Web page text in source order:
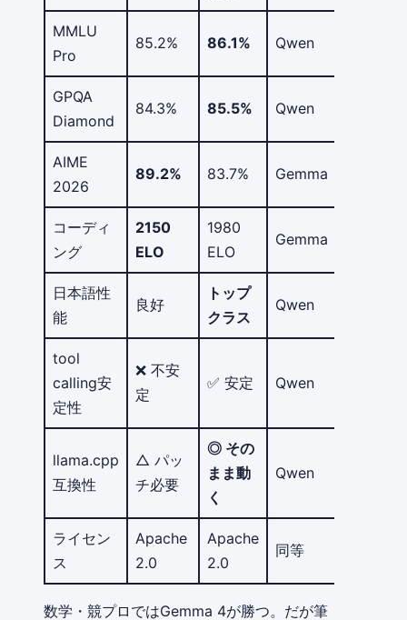
MMLU
Pro
85.2% 86.1% Qwen
GPQA
Diamond
84.3% 85.5% Qwen
AIME
2026
89.2% 83.7% Gemma
コーディ
ング
2150
ELO
1980
ELO
Gemma
日本語性
能
良好
トップ
クラス
Qwen
tool
calling安
定性
❌ 不安
定
✅ 安定 Qwen
llama.cpp
互換性
△ パッ
チ必要
◎ その
まま動
く
Qwen
ライセン
ス
Apache
2.0
Apache
2.0
同等
数学・競プロではGemma 4が勝つ。だが筆